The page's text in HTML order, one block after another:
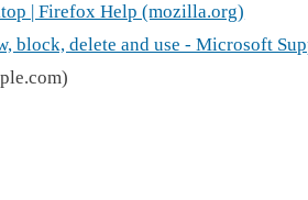
| Firefox Help (mozilla.org)
block, delete and use - Microsoft